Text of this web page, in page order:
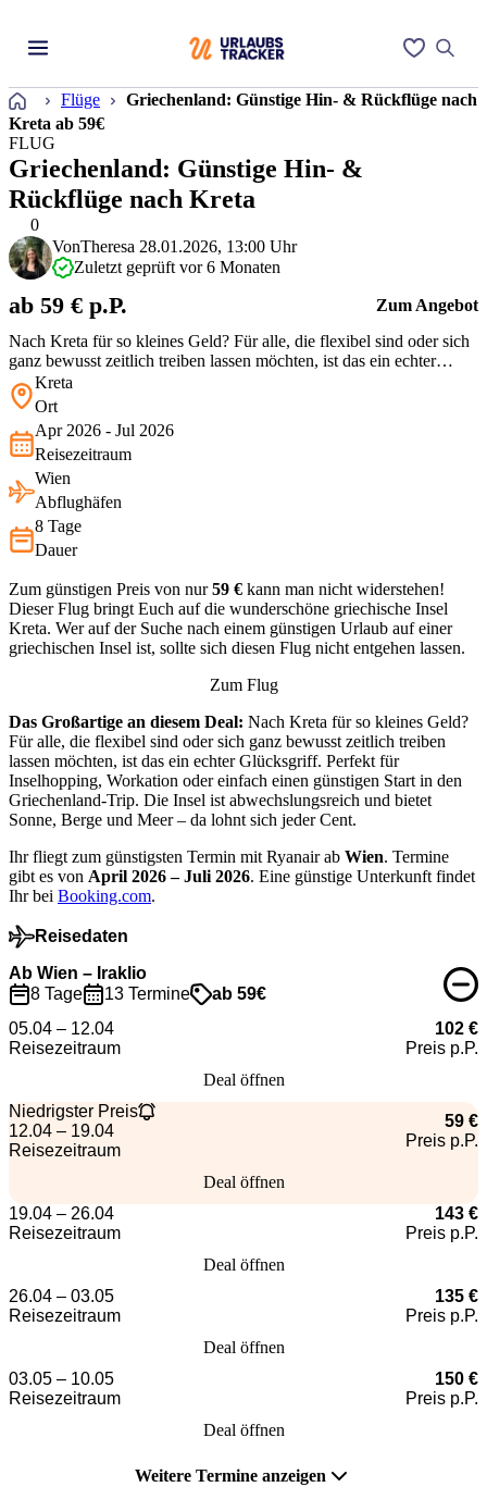
Startseite
Flüge
Griechenland: Günstige Hin- & Rückflüge nach
Kreta ab 59€
0
FLUG
Griechenland: Günstige Hin- &
Rückflüge nach Kreta
Nach Kreta für so kleines Geld? Für alle, die flexibel sind oder sich
ganz bewusst zeitlich treiben lassen möchten, ist das ein echter
Glücksgriff. Perfekt für Inselhopping, Workation oder einfach einen
günstigen Start in den Griechenland-Trip. Die Insel ist
sich…
VonTheresa 28.01.2026, 13:00 Uhr
Zuletzt geprüft vor 6 Monaten
ab 59 € p.P. Zum Angebot
Kreta
Ort
Apr 2026 - Jul 2026
Reisezeitraum
Wien
Abflughäfen
8 Tage
Dauer
Zum günstigen Preis von nur59 € kann man nicht widerstehen!
Dieser Flug bringt Euch auf die wunderschöne griechische Insel
Kreta. Wer auf der Suche nach einem günstigen Urlaub auf einer
griechischen Insel ist, sollte sich diesen Flug nicht entgehen lassen.
Zum Flug
Das Großartige an diesem Deal: Nach Kreta für so kleines Geld?
Für alle, die flexibel sind oder sich ganz bewusst zeitlich treiben
lassen möchten, ist das ein echter Glücksgriff. Perfekt für
Inselhopping, Workation oder einfach einen günstigen Start in den
Griechenland-Trip. Die Insel ist abwechslungsreich und bietet
Sonne, Berge und Meer – da lohnt sich jeder Cent.
Ihr fliegt zum günstigsten Termin mit Ryanair ab Wien. Termine
gibt es von April 2026 – Juli 2026. Eine günstige Unterkunft findet
Ihr bei Booking.com.
Reisedaten
Ab Wien – Iraklio
8 Tage
13 Termine
ab 59€
05.04 – 12.04
Reisezeitraum
102 €
Preis p.P.
Deal öffnen
Niedrigster Preis
12.04 – 19.04
Reisezeitraum
59 €
Preis p.P.
Deal öffnen
19.04 – 26.04
Reisezeitraum
143 €
Preis p.P.
Deal öffnen
26.04 – 03.05
Reisezeitraum
135 €
Preis p.P.
Deal öffnen
03.05 – 10.05
Reisezeitraum
150 €
Preis p.P.
Deal öffnen
Weitere Termine anzeigen